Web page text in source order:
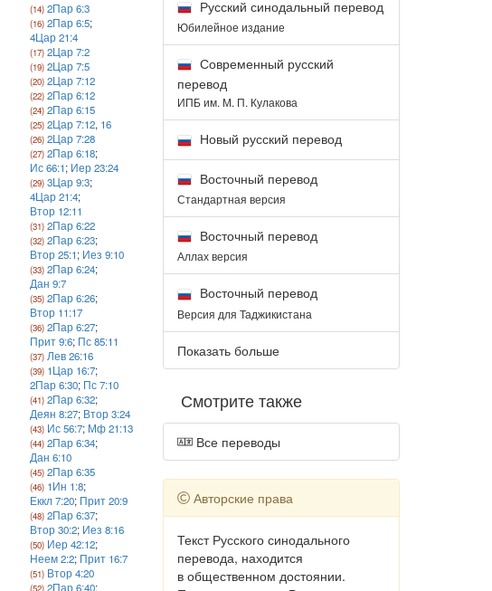
2Пар 6:3
2Пар 6:5;
4Цар 21:4
2Цар 7:2
2Цар 7:5
2Цар 7:12
2Пар 6:12
2Пар 6:15
2Цар 7:12, 16
2Цар 7:28
2Пар 6:18;
Ис 66:1; Иер 23:24
3Цар 9:3;
4Цар 21:4;
Втор 12:11
2Пар 6:22
2Пар 6:23;
Втор 25:1; Иез 9:10
2Пар 6:24;
Дан 9:7
2Пар 6:26;
Втор 11:17
2Пар 6:27;
Прит 9:6; Пс 85:11
Лев 26:16
1Цар 16:7;
2Пар 6:30; Пс 7:10
2Пар 6:32;
Деян 8:27; Втор 3:24
Ис 56:7; Мф 21:13
2Пар 6:34;
Дан 6:10
2Пар 6:35
1Ин 1:8;
Еккл 7:20; Прит 20:9
2Пар 6:37;
Втор 30:2; Иез 8:16
Иер 42:12;
Неем 2:2; Прит 16:7
Втор 4:20
2Пар 6:40;
Русский синодальный перевод
Юбилейное издание
Современный русский
перевод
ИПБ им. М. П. Кулакова
Новый русский перевод
Восточный перевод
Стандартная версия
Восточный перевод
Аллах версия
Восточный перевод
Версия для Таджикистана
Показать больше
Смотрите также
Все переводы
Авторские права
Текст Русского синодального
перевода, находится
в общественном достоянии.